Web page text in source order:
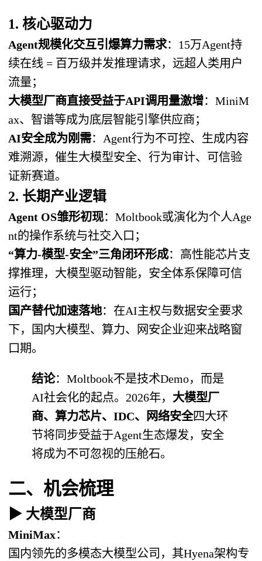
1. 核心驱动力
Agent规模化交互引爆算力需求：15万Agent持
续在线 = 百万级并发推理请求，远超人类用户
流量；
大模型厂商直接受益于API调用量激增：MiniM
ax、智谱等成为底层智能引擎供应商；
AI安全成为刚需：Agent行为不可控、生成内容
难溯源，催生大模型安全、行为审计、可信验
证新赛道。
2. 长期产业逻辑
Agent OS雏形初现：Moltbook或演化为个人Age
nt的操作系统与社交入口；
“算力-模型-安全”三角闭环形成：高性能芯片支
撑推理，大模型驱动智能，安全体系保障可信
运行；
国产替代加速落地：在AI主权与数据安全要求
下，国内大模型、算力、网安企业迎来战略窗
口期。
结论：Moltbook不是技术Demo，而是
AI社会化的起点。2026年， 大模型厂
商、算力芯片、IDC、网络安全四大环
节将同步受益于Agent生态爆发，安全
将成为不可忽视的压舱石。
二、机会梳理
▶ 大模型厂商
MiniMax：
国内领先的多模态大模型公司，其Hyena架构专